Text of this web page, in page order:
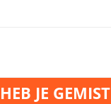
JE GEMIST